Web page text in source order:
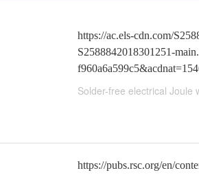
https://ac.els-cdn.com/
S2588842018301251-
Solder-free electrical Joule
https://pubs.rsc.org/en/